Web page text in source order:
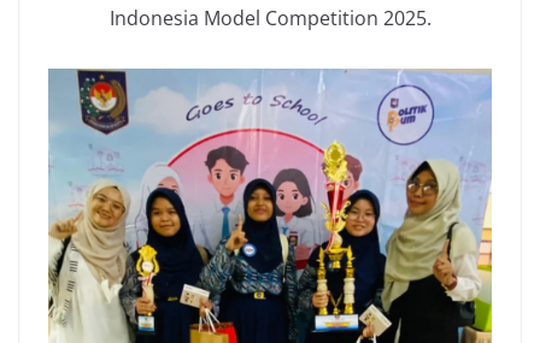
Indonesia Model Competition 2025.